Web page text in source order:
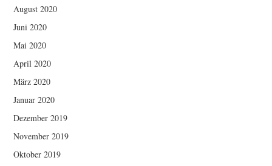
August 2020
Juni 2020
Mai 2020
April 2020
März 2020
Januar 2020
Dezember 2019
November 2019
Oktober 2019